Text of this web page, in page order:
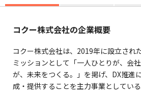
コクー株式会社の企業概要
コクー株式会社は、2019年に設立され
ミッションとして「一人ひとりが、会
が、未来をつくる。」を掲げ、DX推進
成・提供することを主力事業としてい